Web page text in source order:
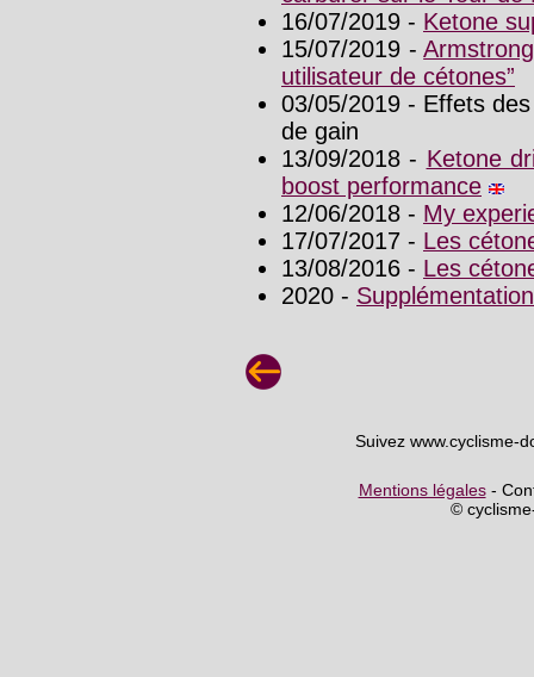
16/07/2019 - Ketone
15/07/2019 -
utilisateur de cétones”
03/05/2019 - Effets
de gain
13/09/2018 - Ketone
boost performance
12/06/2018 - My
17/07/2017 - Les
13/08/2016 - Les
2020 -
Suivez www.cyclisme-
Mentions légales-
©